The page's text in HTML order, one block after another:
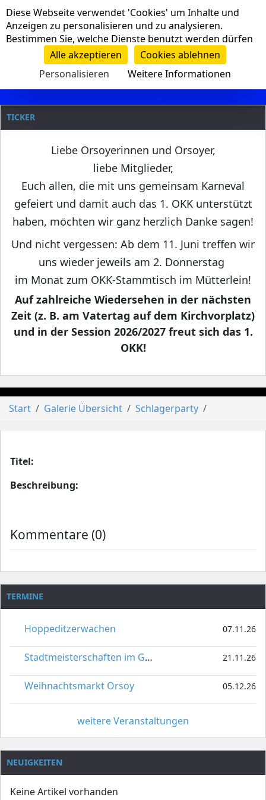
Navigation
Clanname
TICKER
Liebe Orsoyerinnen und Orsoyer,
liebe Mitglieder,
Euch allen, die mit uns gemeinsam Karneval
gefeiert und damit auch das 1. OKK unterstützt
haben, möchten wir ganz herzlich Danke sagen!
Und nicht vergessen: Ab dem 11. Juni treffen wir
uns wieder jeweils am 2. Donnerstag
im Monat zum OKK-Stammtisch im Mütterlein!
Auf zahlreiche Wiedersehen in der nächsten
Zeit (z. B. am Vatertag auf dem Kirchvorplatz)
und in der Session 2026/2027 freut sich das 1.
OKK!
Start Galerie Übersicht Schlagerparty
Titel:
Beschreibung:
Kommentare (0)
TERMINE
Hoppeditzerwachen 07.11.26
Stadtmeisterschaften im Gardetanz 21.11.26
Weihnachtsmarkt Orsoy 05.12.26
weitere Veranstaltungen
NEUIGKEITEN
Keine Artikel vorhanden
Cookie-Einstellungen
Diese Webseite verwendet 'Cookies' um Inhalte und
Anzeigen zu personalisieren und zu analysieren.
Bestimmen Sie, welche Dienste benutzt werden dürfen
Alle akzeptieren
Cookies ablehnen
Personalisieren
Weitere Informationen